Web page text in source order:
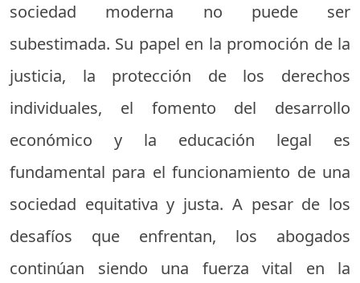
sociedad moderna no puede ser
subestimada. Su papel en la promoción de la
justicia, la protección de los derechos
individuales, el fomento del desarrollo
económico y la educación legal es
fundamental para el funcionamiento de una
sociedad equitativa y justa. A pesar de los
desafíos que enfrentan, los abogados
continúan siendo una fuerza vital en la